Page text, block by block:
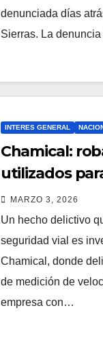
denunciada días
Sierras. La
INTERES GENERAL
Chamical:
utilizados
velocidad en
MARZO 3, 2026
Un hecho delictivo
seguridad vial es
Chamical, donde
de medición de
empresa con…